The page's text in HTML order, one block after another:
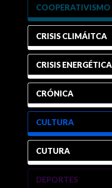
COOPERATIVISMO
CRISIS CLIMÁITCA
CRISIS ENERGÉTICA
CRÓNICA
CULTURA
CUTURA
DEPORTES